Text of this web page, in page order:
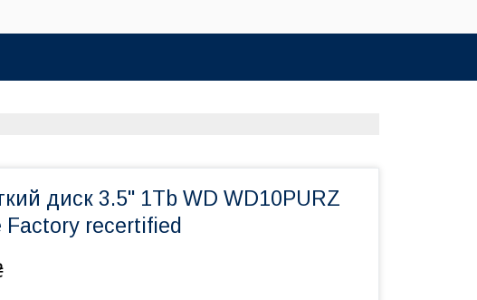
диск 3.5" 1Tb WD WD10PURZ
Factory recertified